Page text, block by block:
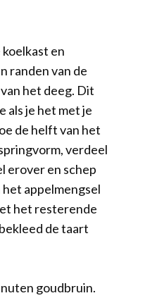
en
randen van de
het deeg. Dit
als je het met je
de helft van het
verdeel
erover en schep
appelmengsel
het resterende
de taart
goudbruin.